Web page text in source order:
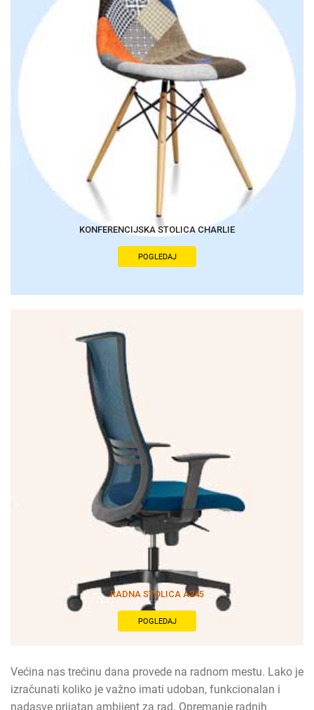
KONFERENCIJSKA STOLICA CHARLIE
POGLEDAJ
RADNA STOLICA A245
POGLEDAJ
Većina nas trećinu dana provede na radnom mestu. Lako je
izračunati koliko je važno imati udoban, funkcionalan i
nadasve prijatan ambijent za rad. Opremanje radnih